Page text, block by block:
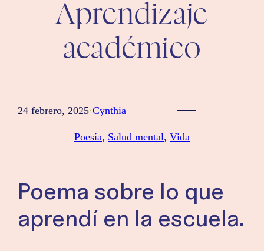
Aprendizaje
académico
24 febrero, 2025·Cynthia
Poesía, Salud mental, Vida
Poema sobre lo que
aprendí en la escuela.